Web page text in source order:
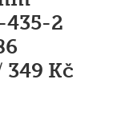
435-2
349 Kč